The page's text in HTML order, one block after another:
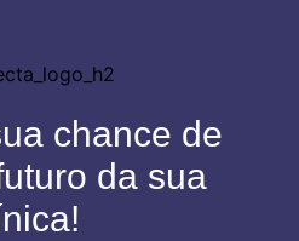
chance de
da sua